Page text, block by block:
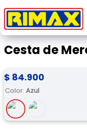
Cesta de
$ 84.900
Color: Azul